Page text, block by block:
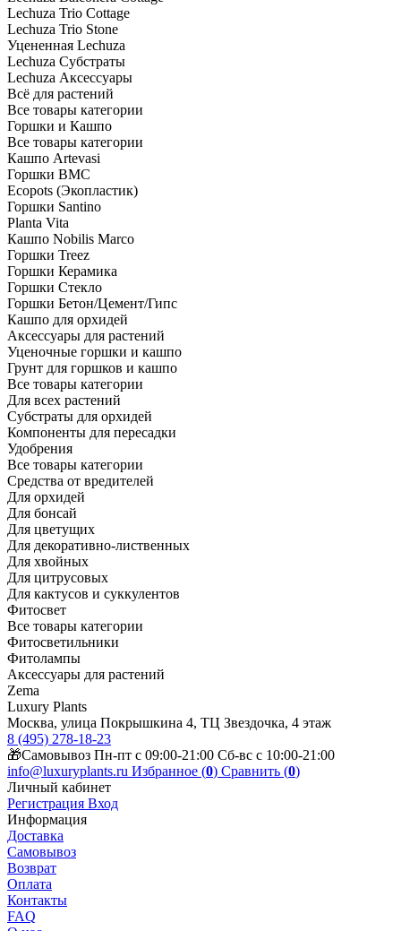
Lechuza Trio Cottage
Lechuza Trio Stone
Уцененная Lechuza
Lechuza Субстраты
Lechuza Аксессуары
Всё для растений
Все товары категории
Горшки и Кашпо
Все товары категории
Кашпо Artevasi
Горшки BMC
Ecopots (Экопластик)
Горшки Santino
Planta Vita
Кашпо Nobilis Marco
Горшки Treez
Горшки Керамика
Горшки Стекло
Горшки Бетон/Цемент/Гипс
Кашпо для орхидей
Аксессуары для растений
Уценочные горшки и кашпо
Грунт для горшков и кашпо
Все товары категории
Для всех растений
Субстраты для орхидей
Компоненты для пересадки
Удобрения
Все товары категории
Средства от вредителей
Для орхидей
Для бонсай
Для цветущих
Для декоративно-лиственных
Для хвойных
Для цитрусовых
Для кактусов и суккулентов
Фитосвет
Все товары категории
Фитосветильники
Фитолампы
Аксессуары для растений
Zema
Luxury Plants
Москва, улица Покрышкина 4, ТЦ Звездочка, 4 этаж
8 (495) 278-18-23
🎁Самовывоз Пн-пт с 09:00-21:00 Сб-вс с 10:00-21:00
info@luxuryplants.ru Избранное (0) Сравнить (0)
Личный кабинет
Регистрация Вход
Информация
Доставка
Самовывоз
Возврат
Оплата
Контакты
FAQ